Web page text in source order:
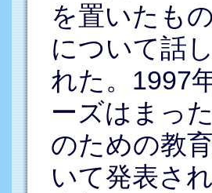
を置いたも
について話
れた。1997
ーズはまっ
のための教
いて発表さ